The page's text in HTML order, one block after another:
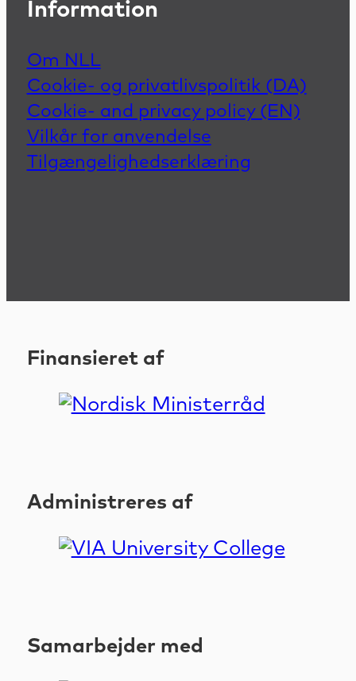
Information
Om NLL
Cookie- og privatlivspolitik (DA)
Cookie- and privacy policy (EN)
Vilkår for anvendelse
Tilgængelighedserklæring
Finansieret af
Administreres af
Samarbejder med